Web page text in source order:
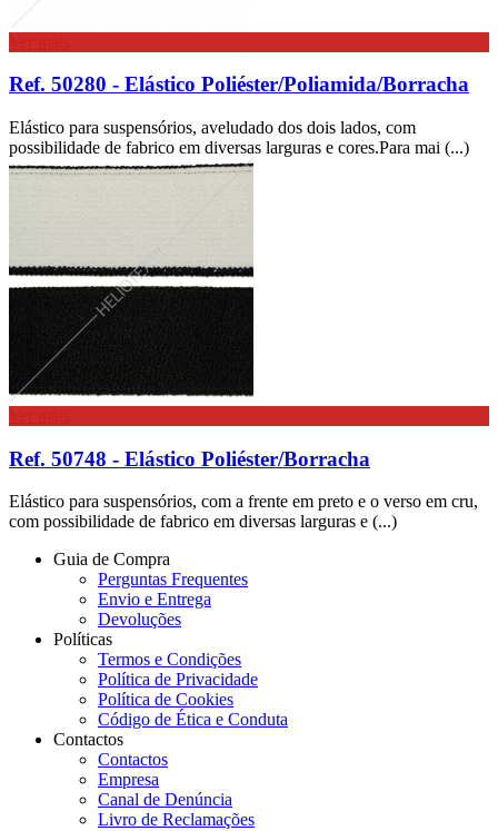
Ref. 50280 - Elástico Poliéster/Poliamida/Borracha
Elástico para suspensórios, aveludado dos dois lados, com
possibilidade de fabrico em diversas larguras e cores.Para mai (...)
Ref. 50748 - Elástico Poliéster/Borracha
Elástico para suspensórios, com a frente em preto e o verso em cru,
com possibilidade de fabrico em diversas larguras e (...)
Guia de Compra
Perguntas Frequentes
Envio e Entrega
Devoluções
Políticas
Termos e Condições
Política de Privacidade
Política de Cookies
Código de Ética e Conduta
Contactos
Contactos
Empresa
Canal de Denúncia
Livro de Reclamações